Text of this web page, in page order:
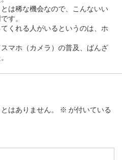
は稀な機会なので、こんないい
す。
くれる人がいるというのは、ホ
マホ（カメラ）の普及、ばんざ
はありません。
※ が付いている